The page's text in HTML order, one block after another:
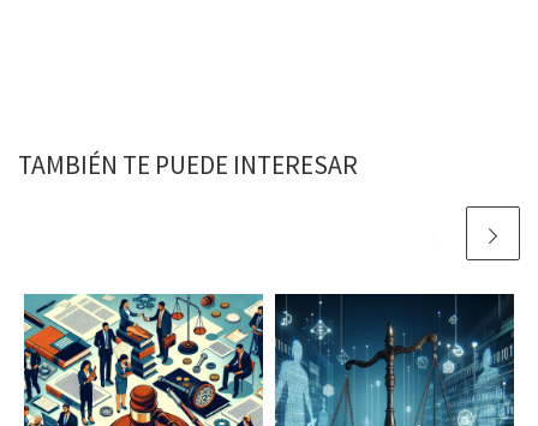
TAMBIÉN TE PUEDE INTERESAR